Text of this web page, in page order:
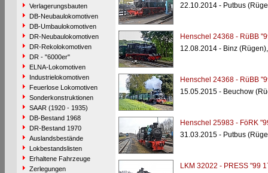
Verlagerungsbauten
DB-Neubaulokomotiven
DB-Umbaulokomotiven
DR-Neubaulokomotiven
DR-Rekolokomotiven
DR - "6000er"
ELNA-Lokomotiven
Industrielokomotiven
Feuerlose Lokomotiven
Sonderkonstruktionen
SAAR (1920 - 1935)
DB-Bestand 1968
DR-Bestand 1970
Auslandsbestände
Lokbestandslisten
Erhaltene Fahrzeuge
Zerlegungen
22.10.2014 - Putbus
Henschel 24368 - RüBB
12.08.2014 - Binz
Henschel 24368 - RüBB
15.05.2015 - Beuchow
Henschel 25983 - FöRK
31.03.2015 - Putbus
LKM 32022 - PRESS "99